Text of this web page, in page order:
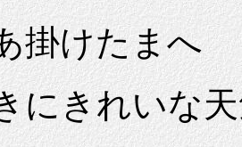
たまへ
れいな天